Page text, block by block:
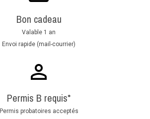
Bon cadeau
Valable 1 an
Envoi rapide (mail-courrier)
Permis B requis*
Permis probatoires acceptés